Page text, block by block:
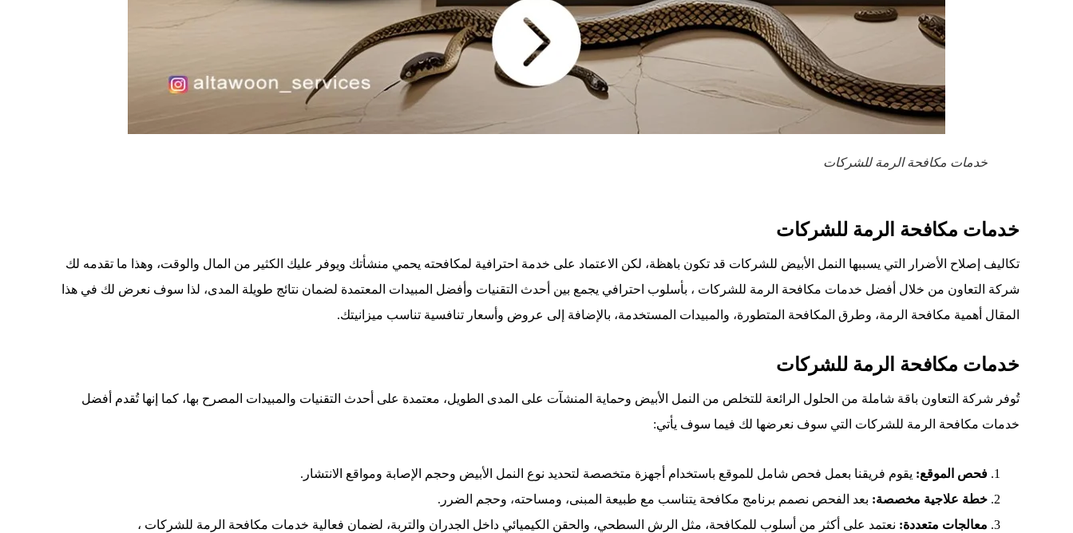
خدمات مكافحة الرمة للشركات
خدمات مكافحة الرمة للشركات
تكاليف إصلاح الأضرار التي يسببها النمل الأبيض للشركات قد تكون باهظة، لكن الاعتماد على خدمة احترافية لمكافحته يحمي منشأتك ويوفر عليك الكثير من المال والوقت، وهذا ما تقدمه لك
شركة التعاون من خلال أفضل خدمات مكافحة الرمة للشركات ، بأسلوب احترافي يجمع بين أحدث التقنيات وأفضل المبيدات المعتمدة لضمان نتائج طويلة المدى، لذا سوف نعرض لك في هذا
المقال أهمية مكافحة الرمة، وطرق المكافحة المتطورة، والمبيدات المستخدمة، بالإضافة إلى عروض وأسعار تنافسية تناسب ميزانيتك.
خدمات مكافحة الرمة للشركات
تُوفر شركة التعاون باقة شاملة من الحلول الرائعة للتخلص من النمل الأبيض وحماية المنشآت على المدى الطويل، معتمدة على أحدث التقنيات والمبيدات المصرح بها، كما إنها تُقدم أفضل
خدمات مكافحة الرمة للشركات التي سوف نعرضها لك فيما سوف يأتي:
فحص الموقع: يقوم فريقنا بعمل فحص شامل للموقع باستخدام أجهزة متخصصة لتحديد نوع النمل الأبيض وحجم الإصابة ومواقع الانتشار.
خطة علاجية مخصصة: بعد الفحص نصمم برنامج مكافحة يتناسب مع طبيعة المبنى، ومساحته، وحجم الضرر.
معالجات متعددة: نعتمد على أكثر من أسلوب للمكافحة، مثل الرش السطحي، والحقن الكيميائي داخل الجدران والتربة، لضمان فعالية خدمات مكافحة الرمة للشركات ،